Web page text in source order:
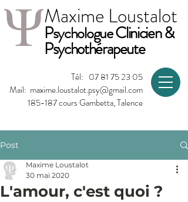
Tél: 07 81 75 23 05
Mail: maxime.loustalot.psy@gmail.com
185-187 cours Gambetta, Talence
Maxime Loustalot
PsychologueClinicien &
Psychothérapeute
Post
L'amour, c'est quoi ?
Maxime Loustalot
30 mai 2020